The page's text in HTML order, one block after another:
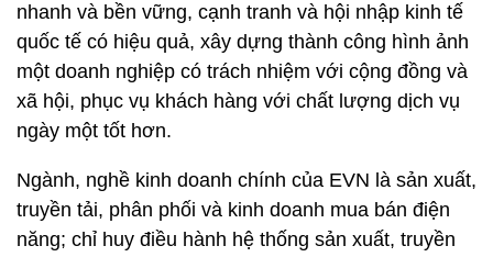
nhanh và bền vững, cạnh tranh và hội nhập kinh tế
quốc tế có hiệu quả, xây dựng thành công hình ảnh
một doanh nghiệp có trách nhiệm với cộng đồng và
xã hội, phục vụ khách hàng với chất lượng dịch vụ
ngày một tốt hơn.
Ngành, nghề kinh doanh chính của EVN là sản xuất,
truyền tải, phân phối và kinh doanh mua bán điện
năng; chỉ huy điều hành hệ thống sản xuất, truyền